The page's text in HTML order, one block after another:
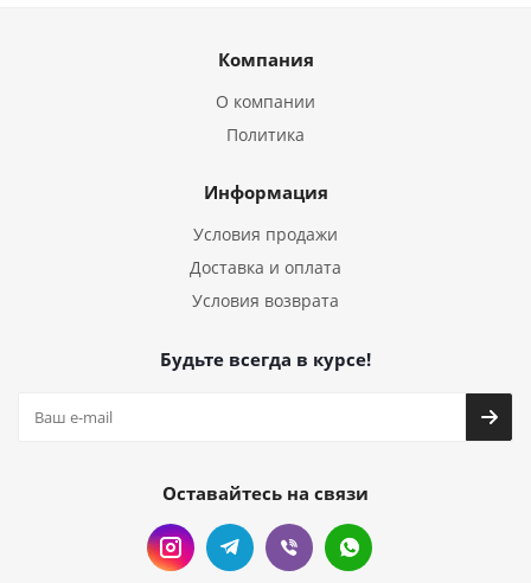
Компания
О компании
Политика
Информация
Условия продажи
Доставка и оплата
Условия возврата
Будьте всегда в курсе!
Оставайтесь на связи